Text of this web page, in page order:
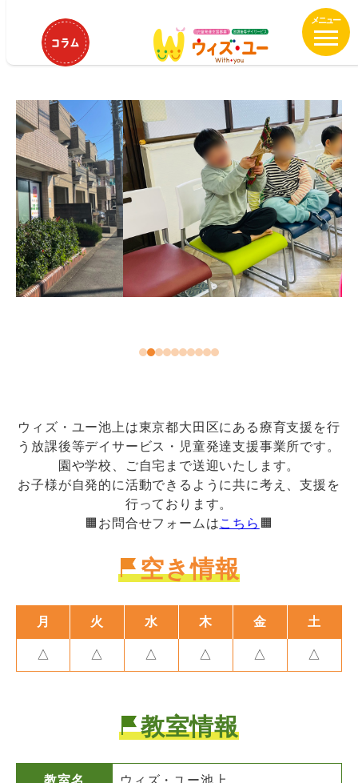
テ
ン
ツ
へ
移
動
ウィズ・ユー池上
ウィズ・ユー池上
ウィズ・ユー池上は東京都大田区にある療育支援を行
う放課後等デイサービス・児童発達支援事業所です。
園や学校、ご自宅まで送迎いたします。
お子様が自発的に活動できるように共に考え、支援を
行っております。
🟧お問合せフォームはこちら 🟧
空き情報
月 火 水 木 金 土
△ △ △ △ △ △
教室情報
教室名 ウィズ・ユー池上